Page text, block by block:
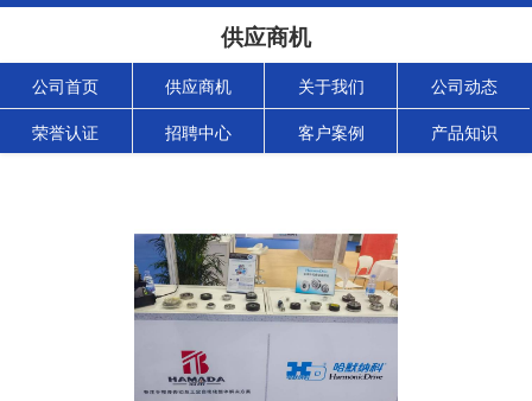
供应商机
公司首页 供应商机 关于我们 公司动态
荣誉认证 招聘中心 客户案例 产品知识